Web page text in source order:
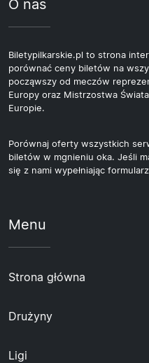
O nas
Biletypilkarskie.pl to strona
porównać ceny biletów na
począwszy od meczów
Europy oraz Mistrzostwa
Europie.
Porównaj oferty wszystkich
biletów w mgnieniu oka. Jeśli
się z nami wypełniając
Menu
Strona główna
Drużyny
Ligi